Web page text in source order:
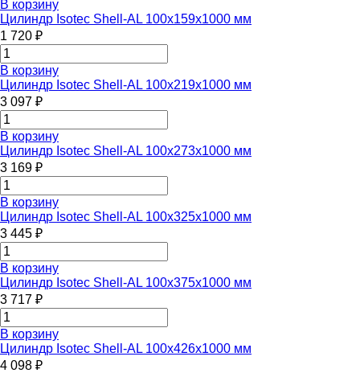
В корзину
Цилиндр Isotec Shell-AL 100x159x1000 мм
1 720 ₽
В корзину
Цилиндр Isotec Shell-AL 100x219x1000 мм
3 097 ₽
В корзину
Цилиндр Isotec Shell-AL 100x273x1000 мм
3 169 ₽
В корзину
Цилиндр Isotec Shell-AL 100x325x1000 мм
3 445 ₽
В корзину
Цилиндр Isotec Shell-AL 100x375x1000 мм
3 717 ₽
В корзину
Цилиндр Isotec Shell-AL 100x426x1000 мм
4 098 ₽